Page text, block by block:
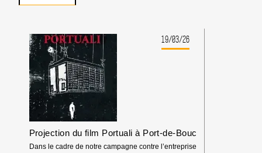
19/03/26
Projection du film Portuali à Port-de-Bouc
Dans le cadre de notre campagne contre l’entreprise